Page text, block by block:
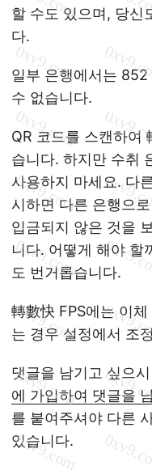
할 수도 있으며, 당신
다.
일부 은행에서는
수 없습니다.
QR 코드를 스캔하여
습니다. 하지만 수취
사용하지 마세요. 다
시하면 다른 은행으
입금되지 않은 것을
니다. 어떻게 해야 할
도 번거롭습니다.
轉數快 FPS에는 이
는 경우 설정에서 조
댓글을 남기고 싶으시
에 가입하여 댓글을
를 붙여주셔야 다른
있습니다.